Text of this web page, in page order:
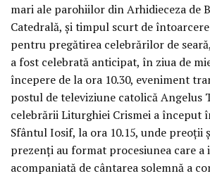
mari ale parohiilor din Arhidieceza de
Catedrală, și timpul scurt de
pentru pregătirea celebrărilor de
a fost celebrată anticipat, în ziua de
începere de la ora 10.30, eveniment
postul de televiziune catolică Angelus
celebrării Liturghiei Crismei a început
Sfântul Iosif, la ora 10.15, unde preoții
prezenți au format procesiunea care
acompaniată de cântarea solemnă a